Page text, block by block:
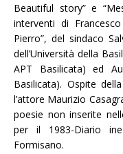
Beautiful story” e
interventi di
Pierro”, del sindaco
dell’Università della
APT Basilicata) ed
Basilicata). Ospite
l’attore Maurizio
poesie non inserite
per il 1983-Diario
Formisano.